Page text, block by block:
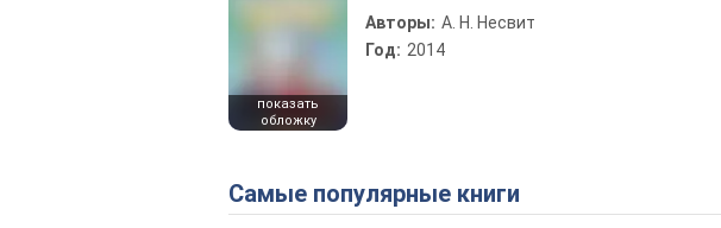
показать
обложку
Авторы: А. Н. Несвит
Год: 2014
Самые популярные книги